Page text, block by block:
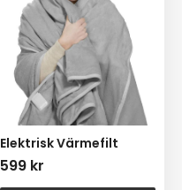
Elektrisk Värmefilt
599 kr